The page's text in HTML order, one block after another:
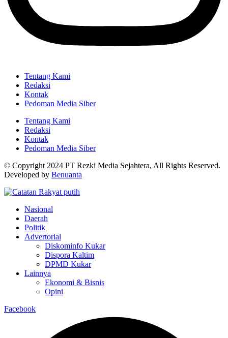
Tentang Kami
Redaksi
Kontak
Pedoman Media Siber
Tentang Kami
Redaksi
Kontak
Pedoman Media Siber
© Copyright 2024 PT Rezki Media Sejahtera, All Rights Reserved.
Developed by Benuanta
Nasional
Daerah
Politik
Advertorial
Diskominfo Kukar
Dispora Kaltim
DPMD Kukar
Lainnya
Ekonomi & Bisnis
Opini
Facebook